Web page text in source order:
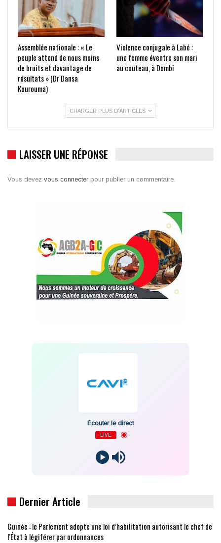
Assemblée nationale : « Le
peuple attend de nous moins
de bruits et davantage de
résultats » (Dr Dansa
Kourouma)
Violence conjugale à Labé :
une femme éventre son mari
au couteau, à Dombi
CHARGER PLUS D'ARTICLES
LAISSER UNE RÉPONSE
Vous devez vous connecter pour publier un commentaire.
Écouter le direct
LIVE
Dernier Article
Guinée : le Parlement adopte une loi d’habilitation autorisant le chef de
l’État à légiférer par ordonnances